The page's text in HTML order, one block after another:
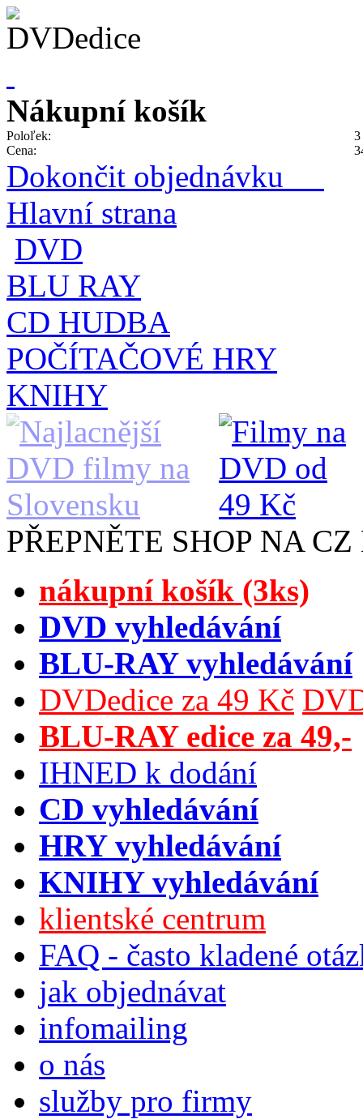
Nákupní košík
Poloľek:
3
Cena:
Dokončit objednávku
Hlavní strana
DVD
BLU RAY
CD HUDBA
POČÍTAČOVÉ HRY
KNIHY
PŘEPNĚTE SHOP NA
nákupní košík (3ks)
DVD vyhledávání
BLU-RAY vyhledávání
DVDedice za 49 Kč
BLU-RAY edice za 49,-
IHNED k dodání
CD vyhledávání
HRY vyhledávání
KNIHY vyhledávání
klientské centrum
FAQ - často kladené
jak objednávat
infomailing
o nás
služby pro firmy